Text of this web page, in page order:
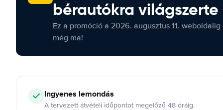
bérautókra világszerte
Ez a promóció a 2026. augusztus 11.
még ma!
Ingyenes lemondás
A tervezett átvételi időpontot megelőző 48 óráig.